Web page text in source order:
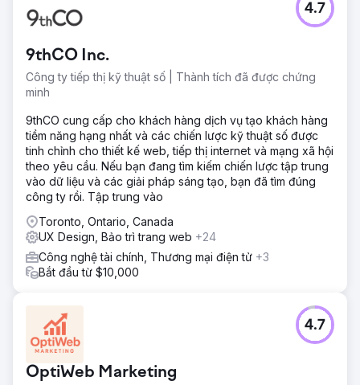
9thCO Inc.
Công ty tiếp thị kỹ thuật số | Thành tích đã được chứng
minh
4.7
9thCO cung cấp cho khách hàng dịch vụ tạo khách hàng
tiềm năng hạng nhất và các chiến lược kỹ thuật số được
tinh chỉnh cho thiết kế web, tiếp thị internet và mạng xã hội
theo yêu cầu. Nếu bạn đang tìm kiếm chiến lược tập trung
vào dữ liệu và các giải pháp sáng tạo, bạn đã tìm đúng
công ty rồi. Tập trung vào
Toronto, Ontario, Canada
UX Design, Bảo trì trang web +24
Công nghệ tài chính, Thương mại điện tử +3
Bắt đầu từ $10,000
OptiWeb Marketing
4.7